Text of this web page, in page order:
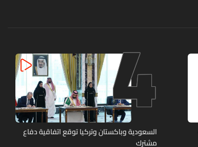
4
السعودية وباكستان وتركيا توقع اتفاقية دفاع
مشترك